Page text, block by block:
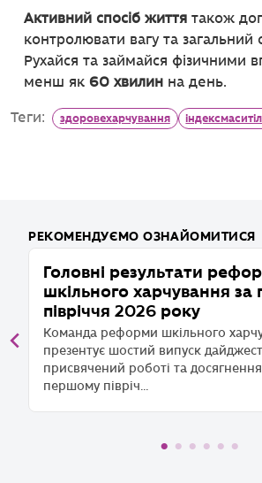
Активний спосіб життя також
контролювати вагу та загальний
Рухайся та займайся фізичними
менш як 60 хвилин на день.
Теги: здоровехарчування
РЕКОМЕНДУЄМО ОЗНАЙОМИТИСЯ
Головні результати
шкільного харчування за
півріччя 2026 року
Команда реформи шкільного
презентує шостий випуск
присвячений роботі та
першому півріч...